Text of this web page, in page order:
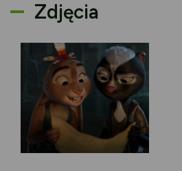
Zdjęcia